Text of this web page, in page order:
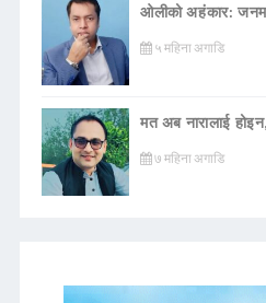
ओलीको अहंकार:
५ महिना अगाडि
मत अब नारालाई
७ महिना अगाडि